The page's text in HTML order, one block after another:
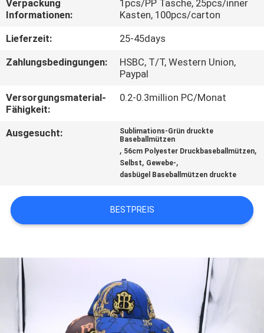
SIE
MIT
UNS
VERBINDUNG
NACHRICHTEN
SITEMAP
POLICY
Verpackung
Informationen:
1pcs/PP Tasche, 25pcs/inner
Kasten, 100pcs/carton
Lieferzeit:
25-45days
Zahlungsbedingungen:
HSBC, T/T, Western Union,
Paypal
Versorgungsmaterial-
Fähigkeit:
0.2-0.3million PC/Monat
Ausgesucht:
Sublimations-Grün druckte
Baseballmützen
, 56cm Polyester Druckbaseballmützen,
Selbst, Gewebe-,
dasbügel Baseballmützen druckte
BESTPREIS